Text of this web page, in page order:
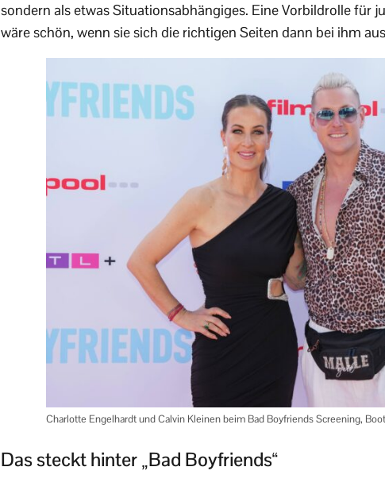
sondern als etwas Situationsabhängiges. Eine Vorbildrolle für
wäre schön, wenn sie sich die richtigen Seiten dann bei ihm
Charlotte Engelhardt und Calvin Kleinen beim Bad Boyfriends Screening,
Das steckt hinter „Bad Boyfriends“